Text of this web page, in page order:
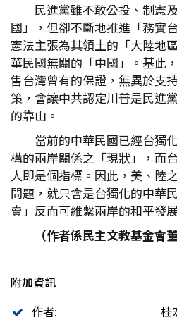
民進黨雖不敢公投、制憲
國」，但卻不斷地推進「務實
憲法主張為其領土的「大陸地
華民國無關的「中國」。基此
售台灣曾有的保證，無異於支
策，會讓中共認定川普是民進
的靠山。
當前的中華民國已經台獨
構的兩岸關係之「現狀」，而
人即是個指標。因此，美、陸
問題，就只會是台獨化的中華
賣」反而可維繫兩岸的和平發
（作者係民主文教基金會
附加資訊
作者:
桂